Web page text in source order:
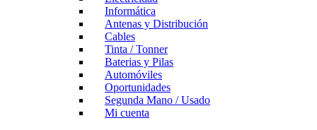
Informática
Antenas y Distribución
Cables
Tinta / Tonner
Baterias y Pilas
Automóviles
Oportunidades
Segunda Mano / Usado
Mi cuenta